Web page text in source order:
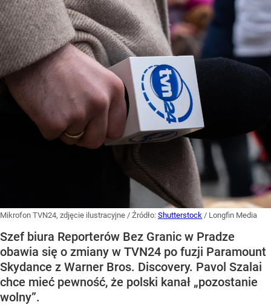
Mikrofon TVN24, zdjęcie ilustracyjne / Źródło: Shutterstock / Longfin Media
Szef biura Reporterów Bez Granic w Pradze
obawia się o zmiany w TVN24 po fuzji Paramount
Skydance z Warner Bros. Discovery. Pavol Szalai
chce mieć pewność, że polski kanał „pozostanie
wolny”.